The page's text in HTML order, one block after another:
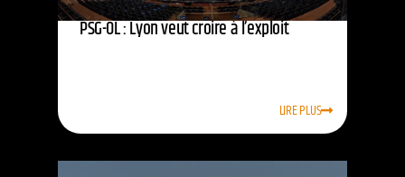
PSG-OL : Lyon veut croire à l’exploit
LIRE PLUS